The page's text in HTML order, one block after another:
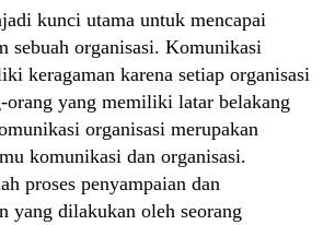
kunci utama untuk mencapai
sebuah organisasi. Komunikasi
keragaman karena setiap organisasi
orang yang memiliki latar belakang
organisasi merupakan
komunikasi dan organisasi.
proses penyampaian dan
yang dilakukan oleh seorang